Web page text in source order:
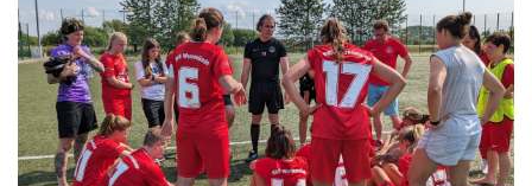
Mitgliedschaft
Sponsoren
Vereinsnews
Spielplan